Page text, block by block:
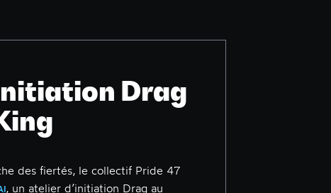
Drag
des fiertés, le collectif Pride 47
, un atelier d’initiation Drag au